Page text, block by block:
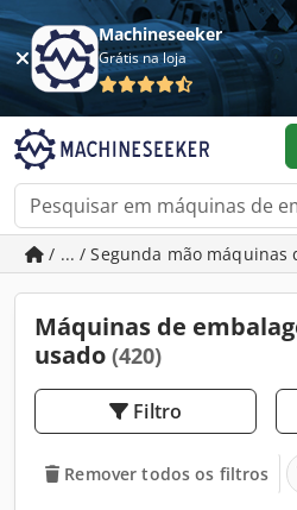
Machineseeker
Grátis na loja
/ ... / Segunda mão máquinas
Máquinas de
usado (420)
Filtro
Remover todos os filtros